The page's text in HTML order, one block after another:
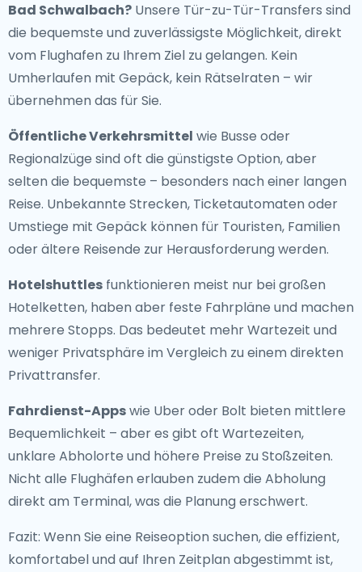
Bad Schwalbach? Unsere Tür-zu-Tür-Transfers sind
die bequemste und zuverlässigste Möglichkeit, direkt
vom Flughafen zu Ihrem Ziel zu gelangen. Kein
Umherlaufen mit Gepäck, kein Rätselraten – wir
übernehmen das für Sie.
Öffentliche Verkehrsmittel wie Busse oder
Regionalzüge sind oft die günstigste Option, aber
selten die bequemste – besonders nach einer langen
Reise. Unbekannte Strecken, Ticketautomaten oder
Umstiege mit Gepäck können für Touristen, Familien
oder ältere Reisende zur Herausforderung werden.
Hotelshuttles funktionieren meist nur bei großen
Hotelketten, haben aber feste Fahrpläne und machen
mehrere Stopps. Das bedeutet mehr Wartezeit und
weniger Privatsphäre im Vergleich zu einem direkten
Privattransfer.
Fahrdienst-Appswie Uber oder Bolt bieten mittlere
Bequemlichkeit – aber es gibt oft Wartezeiten,
unklare Abholorte und höhere Preise zu Stoßzeiten.
Nicht alle Flughäfen erlauben zudem die Abholung
direkt am Terminal, was die Planung erschwert.
Fazit: Wenn Sie eine Reiseoption suchen, die effizient,
komfortabel und auf Ihren Zeitplan abgestimmt ist,